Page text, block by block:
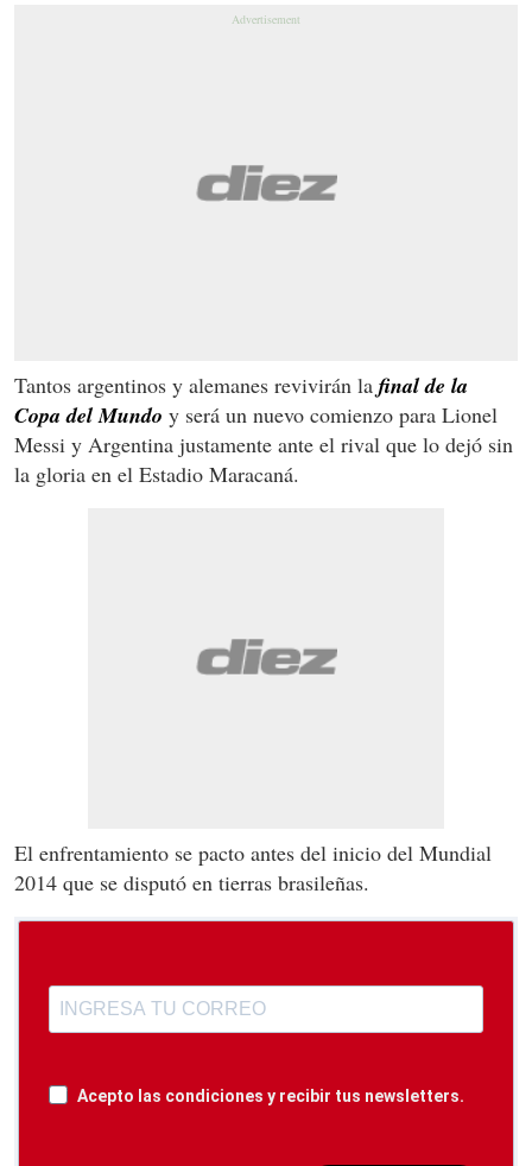
Tantos argentinos y alemanes revivirán la final de la
Copa del Mundo y será un nuevo comienzo para Lionel
Messi y Argentina justamente ante el rival que lo dejó sin
la gloria en el Estadio Maracaná.
El enfrentamiento se pacto antes del inicio del Mundial
2014 que se disputó en tierras brasileñas.
Acepto las condiciones y recibir tus newsletters.